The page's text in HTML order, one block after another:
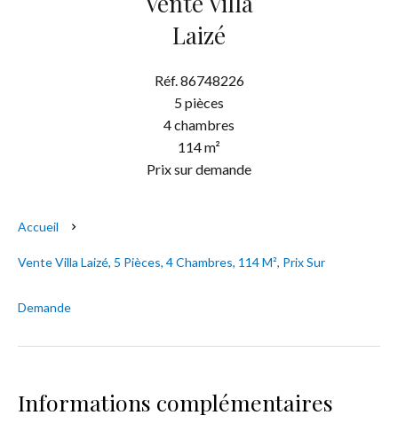
Laizé
Réf. 86748226
5 pièces
4 chambres
114 m²
Prix sur demande
Accueil
Vente Villa Laizé, 5 Pièces, 4 Chambres, 114 M², Prix Sur
Demande
Informations complémentaires